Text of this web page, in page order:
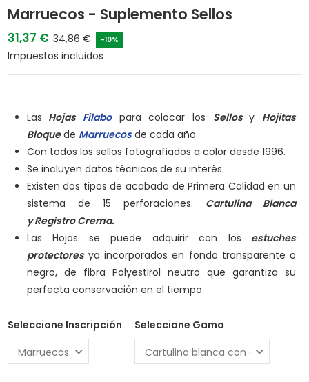
Marruecos - Suplemento Sellos
31,37 € 34,86 € -10%
Impuestos incluidos
Las Hojas Filabo para colocar los Sellos y Hojitas
Bloquede Marruecos de cada año.
Con todos los sellos fotografiados a color desde 1996.
Se incluyen datos técnicos de su interés.
Existen dos tipos de acabado de Primera Calidad en un
sistema de 15 perforaciones: Cartulina Blanca
yRegistro Crema.
Las Hojas se puede adquirir con los estuches
protectoresya incorporados en fondo transparente o
negro, de fibra Polyestirol neutro que garantiza su
perfecta conservación en el tiempo.
Seleccione Inscripción Seleccione Gama